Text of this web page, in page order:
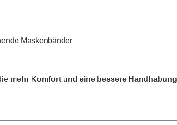
Maskenbänder
mehr Komfort und eine bessere Handhabung